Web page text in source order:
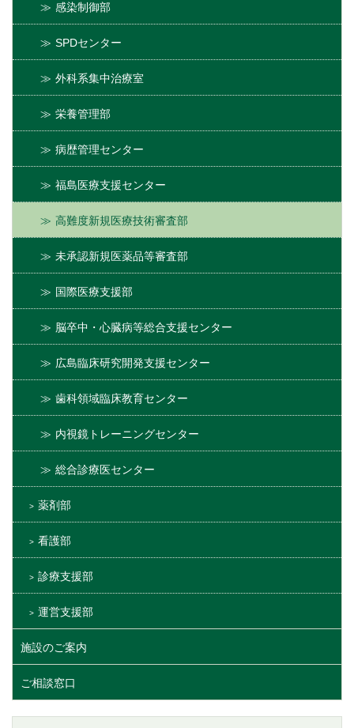
感染制御部
SPDセンター
外科系集中治療室
栄養管理部
病歴管理センター
福島医療支援センター
高難度新規医療技術審査部
未承認新規医薬品等審査部
国際医療支援部
脳卒中・心臓病等総合支援センター
広島臨床研究開発支援センター
歯科領域臨床教育センター
内視鏡トレーニングセンター
総合診療医センター
薬剤部
看護部
診療支援部
運営支援部
施設のご案内
ご相談窓口